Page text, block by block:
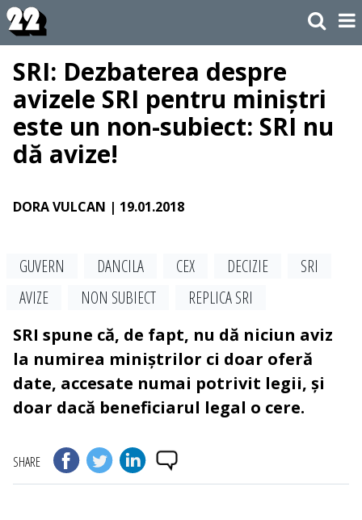
SRI: Dezbaterea despre
avizele SRI pentru miniștri
este un non-subiect: SRI nu
dă avize!
DORA VULCAN | 19.01.2018
GUVERN DANCILA CEX DECIZIE
SRI
AVIZE
NON SUBIECT
REPLICA SRI
SRI spune că, de fapt, nu dă niciun aviz
la numirea miniștrilor ci doar oferă
date, accesate numai potrivit legii, și
doar dacă beneficiarul legal o cere.
SHARE